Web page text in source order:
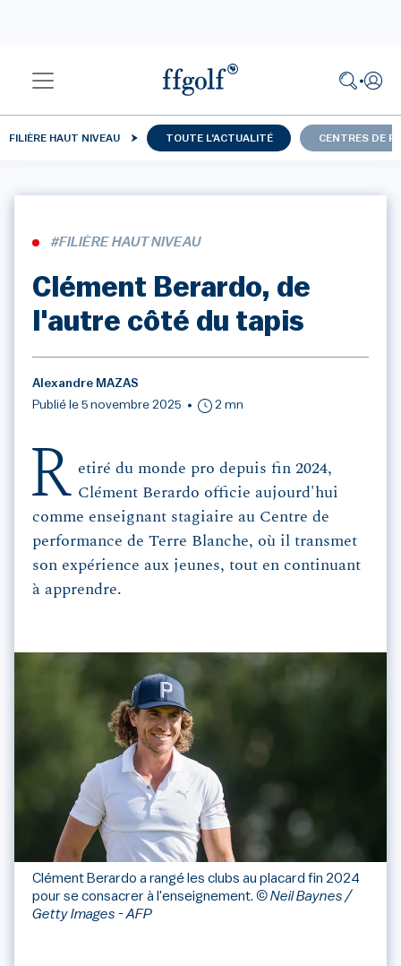
FILIÈRE HAUT NIVEAU TOUTE L'ACTUALITÉ CENTRES DE
#FILIÈRE HAUT NIVEAU
Clément Berardo, de
l'autre côté du tapis
Alexandre MAZAS
Publié le 5 novembre 2025
2 mn
R etiré du monde pro depuis fin 2024,
Clément Berardo officie aujourd'hui
comme enseignant stagiaire au Centre de
performance de Terre Blanche, où il transmet
son expérience aux jeunes, tout en continuant
à apprendre.
Clément Berardo a rangé les clubs au placard fin 2024
pour se consacrer à l'enseignement. © Neil Baynes /
Getty Images - AFP